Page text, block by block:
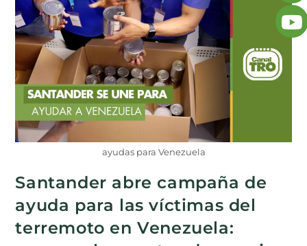
ayudas para Venezuela
Santander abre campaña de
ayuda para las víctimas del
terremoto en Venezuela: